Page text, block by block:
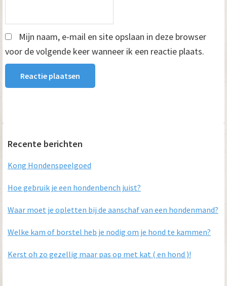
Mijn naam, e-mail en site opslaan in deze browser
voor de volgende keer wanneer ik een reactie plaats.
Primaire
Sidebar
Recente berichten
Kong Hondenspeelgoed
Hoe gebruik je een hondenbench juist?
Waar moet je opletten bij de aanschaf van een hondenmand?
Welke kam of borstel heb je nodig om je hond te kammen?
Kerst oh zo gezellig maar pas op met kat ( en hond )!